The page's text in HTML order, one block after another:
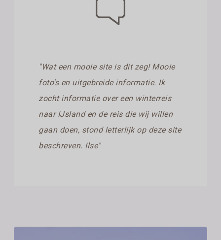
"Wat een mooie site is dit zeg! Mooie
foto's en uitgebreide informatie. Ik
zocht informatie over een winterreis
naar IJsland en de reis die wij willen
gaan doen, stond letterlijk op deze site
beschreven. Ilse"